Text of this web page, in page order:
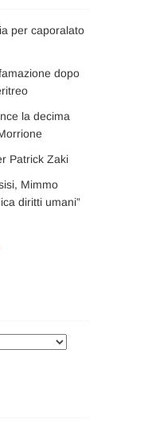
per caporalato
dopo
la decima
Patrick Zaki
Mimmo
diritti umani”